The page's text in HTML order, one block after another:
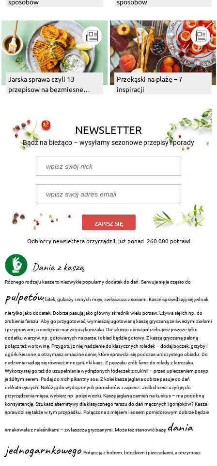
Jarska sprawa czyli 13
przepisow na bezmiesne
Przekąski na plażę – 7
inspiracji
NEWSLETTER
Bądź na bieżąco – wysyłamy sezonowe przepisy i porady
ZAPISZ SIĘ
Odbiorcy newslettera przyrządzili już ponad 260 000 potraw!
Dania z kaszą
Różnego rodzaju kasze to niezwykle popularny dodatek do dań. Serwuje się je często do
pulpetów, bitek, gulaszy i innych mięs, zwłaszcza z sosami. Kasze sprawdzają się jednak
nie tylko jako dodatek. Dobrze pasują jako główny składnik wielu potraw. Używa się ich np. do
zrobienia farszu. Aby go przygotować, wymieszaj ugotowaną kaszę gryczaną ze świeżymi ziołami
i przyprawami, a następnie nadziej nią kurczaka. Do takiego dania potrzebujesz jeszcze tylko
dodatku warzyw, np. gotowanych na parze, i obiad będzie gotowy. Z kaszą gryczaną paloną
połącz też wołowinę. Przygotuj z niej nadzienie do klasycznych roladek – dodaj boczek, grzyby i
ogórki kiszone, a otrzymasz smaczne danie, które sprawdzi się podczas uroczystego obiadu. Do
nadzienia nadają się również inne gatunki kasz. Z pęczaku zrób farsz do rolady z kurczaka.
Wykorzystaj go też do uzupełniania wydrążonych łódeczek z cukinii – przed upieczeniem posyp
je żółtym serem. Podaj do nich pikantny sos. Z kolei kasza jaglana dobrze pasuje do dań
delikatniejszych. Nałóż ją do wydrążonych pomidorów i zapiecz. Jeśli chcesz użyć jej do
przyrządzenia mięsa, wybierz np. polędwiczki. Kaszę jaglaną zamień na kuskus – ma podobną
konsystencję. Szukasz alternatywy dla klasycznego farszu do dań mącznych i gołąbków? Kasza
sprawdzi się także w tym przypadku. Połączona z mięsem i sosem pomidorowym dobrze będzie
smakowała z naleśnikami – zwłaszcza gryczanymi. Może też stanowić bazę dania
jednogarnkowego. Połącz ją z bobem, boczkiem i pieczarkami, a otrzymasz